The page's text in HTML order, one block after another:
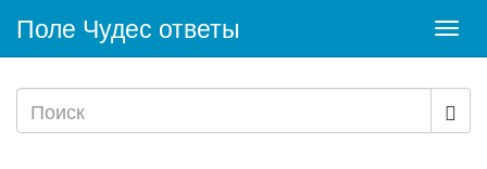
Поле Чудес ответы